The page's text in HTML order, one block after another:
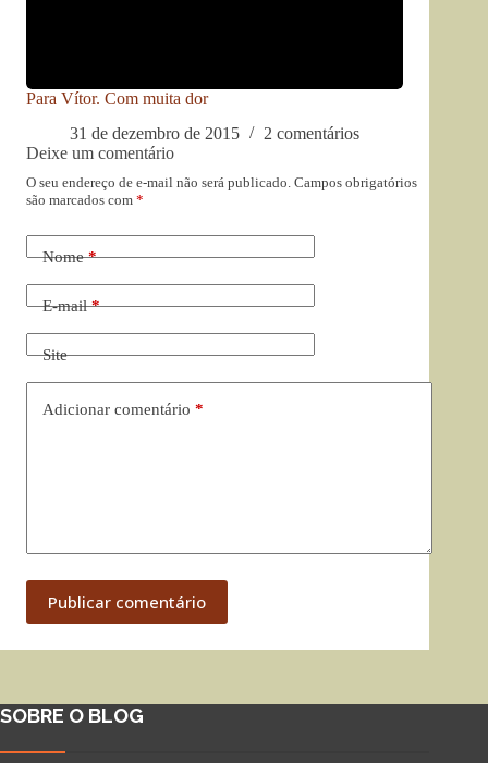
Para Vítor. Com muita dor
31 de dezembro de 2015
2 comentários
Deixe um comentário
O seu endereço de e-mail não será publicado. Campos obrigatórios
são marcados com *
Nome*
E-mail*
Site
Adicionar comentário *
Publicar comentário
SOBRE O BLOG